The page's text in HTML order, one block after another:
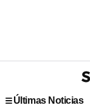
Últimas Noticias